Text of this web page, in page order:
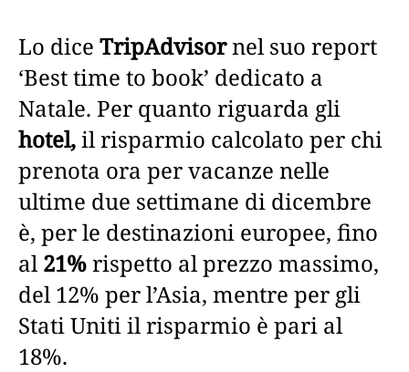
Lo dice TripAdvisornel suo report
‘Best time to book’ dedicato a
Natale. Per quanto riguarda gli
hotel,il risparmio calcolato per chi
prenota ora per vacanze nelle
ultime due settimane di dicembre
è, per le destinazioni europee, fino
al21%rispetto al prezzo massimo,
del 12% per l’Asia, mentre per gli
Stati Uniti il risparmio è pari al
18%.